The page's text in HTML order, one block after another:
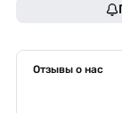
Отзывы о нас